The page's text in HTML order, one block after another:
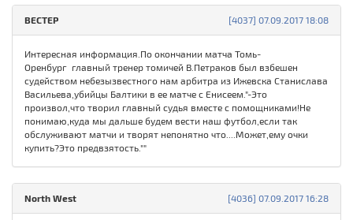
[4037] 07.09.2017 18:08
ВЕСТЕР
Интересная информация.По окончании матча Томь-
Оренбург главный тренер томичей В.Петраков был взбешен
судейством небезызвестного нам арбитра из Ижевска Станислава
Васильева,убийцы Балтики в ее матче с Енисеем."-Это
произвол,что творил главный судья вместе с помощниками!Не
понимаю,куда мы дальше будем вести наш футбол,если так
обслуживают матчи и творят непонятно что....Может,ему очки
купить?Это предвзятость.""
[4036] 07.09.2017 16:28
North West